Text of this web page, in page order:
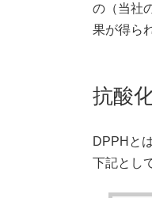
の（当社
果が得ら
抗酸
DPPHと
下記とし